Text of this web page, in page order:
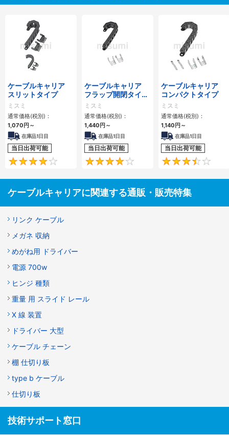
ケーブルキャリア
スリットタイプ
ミスミ
通常価格(税別)：
1,070 円 ～
在庫品1日目
当日出荷可能
4.1
ケーブルキャリア
フラップ開閉タイ
プ 本体＋取付金具
ミスミ
通常価格(税別)：
1,440 円 ～
在庫品1日目
当日出荷可能
4.2
ケーブルキャリア
コンパクトタイプ
ミスミ
通常価格(税別)：
1,140 円 ～
在庫品1日目
当日出荷可能
ケーブルキャリアに関連する通販・販売特集
リンク ケーブル
メガネ 収納
めがね用 ドライバー
電源 700w
ヒンジ 種類
重量 用 スライド レール
X 線 装置
ドライバー 大型
ケーブル チェーン
棚 仕切り板
type b ケーブル
仕切り板
技術サポート窓口